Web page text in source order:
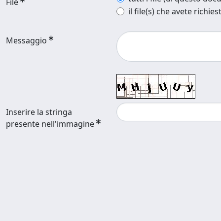
il file(s) che avete
Messaggio
Inserire la stringa
presente nell'immagine